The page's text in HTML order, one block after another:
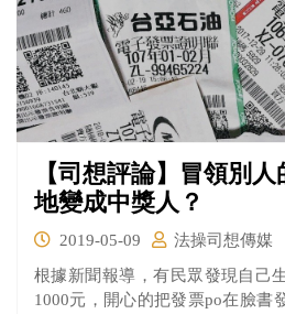
【司想評論】冒領別
地變成中獎人？
2019-05-09
法操司想傳媒
根據新聞報導，有民眾發現自己
1000元，開心的把發票po在臉書